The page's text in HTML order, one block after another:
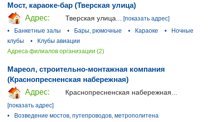
Мост, караоке-бар (Тверская улица)
Адрес:
Тверская улица...
[показать адрес]
•
Банкетные залы • Бары, рюмочные • Караоке •
Ночные
клубы
•
Клубы авиации
Адреса филиалов организации (2)
Мареол, строительно-монтажная компания
(Краснопресненская набережная)
Адрес:
Краснопресненская набережная...
[показать адрес]
•
Возведение мостов, путепроводов, метрополитена